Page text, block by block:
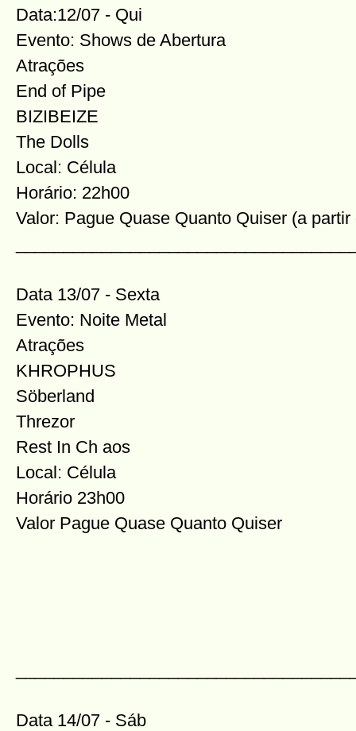
Data:12/07 - Qui
Evento: Shows de Abertura
Atrações
End of Pipe
BIZIBEIZE
The Dolls
Local: Célula
Horário: 22h00
Valor: Pague Quase Quanto Quiser (a
Data 13/07 - Sexta
Evento: Noite Metal
Atrações
KHROPHUS
Söberland
Threzor
Rest In Ch aos
Local: Célula
Horário 23h00
Valor Pague Quase Quanto Quiser
Data 14/07 - Sáb